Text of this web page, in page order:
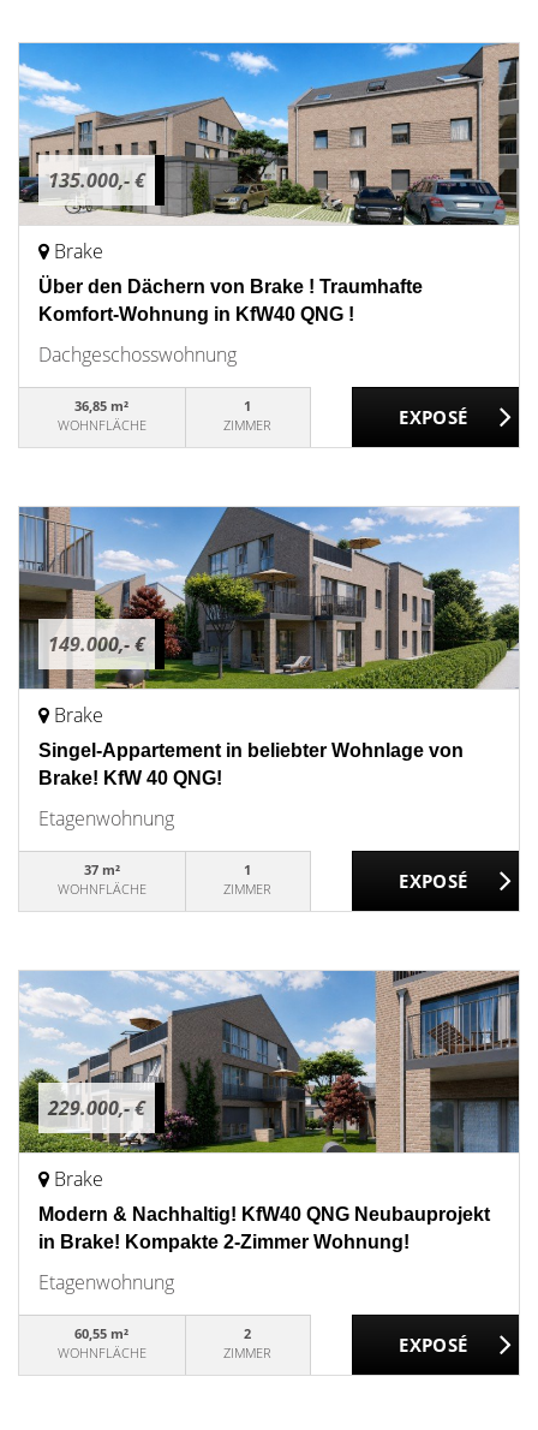
135.000,- €
Brake
Über den Dächern von Brake ! Traumhafte
Komfort-Wohnung in KfW40 QNG !
Dachgeschosswohnung
36,85 m²
WOHNFLÄCHE
1
ZIMMER
149.000,- €
Brake
Singel-Appartement in beliebter Wohnlage von
Brake! KfW 40 QNG!
Etagenwohnung
37 m²
WOHNFLÄCHE
1
ZIMMER
229.000,- €
Brake
Modern & Nachhaltig! KfW40 QNG Neubauprojekt
in Brake! Kompakte 2-Zimmer Wohnung!
Etagenwohnung
60,55 m²
WOHNFLÄCHE
2
ZIMMER